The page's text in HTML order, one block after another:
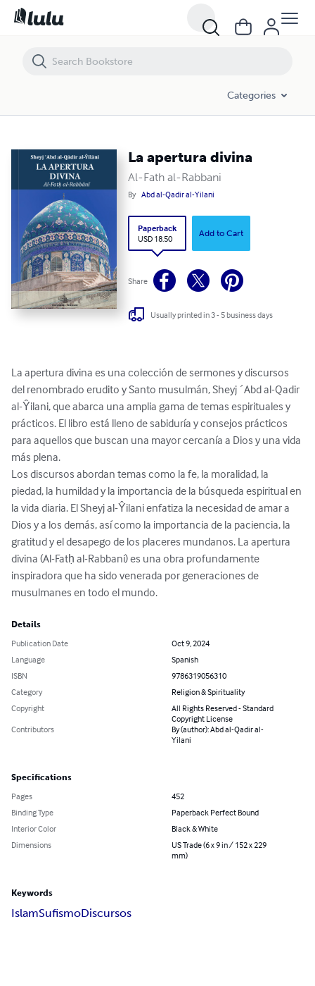
Categories
La apertura divina
Al-Fath al-Rabbani
By Abd al-Qadir al-Yilani
Paperback
USD 18.50
Add to Cart
Share
Usually printed in 3 - 5 business days
La apertura divina es una colección de sermones y discursos
del renombrado erudito y Santo musulmán, Sheyj ´Abd al-Qadir
al-Ŷilani, que abarca una amplia gama de temas espirituales y
prácticos. El libro está lleno de sabiduría y consejos prácticos
para aquellos que buscan una mayor cercanía a Dios y una vida
más plena.
Los discursos abordan temas como la fe, la moralidad, la
piedad, la humildad y la importancia de la búsqueda espiritual en
la vida diaria. El Sheyj al-Ŷilani enfatiza la necesidad de amar a
Dios y a los demás, así como la importancia de la paciencia, la
gratitud y el desapego de los placeres mundanos. La apertura
divina (Al-Fatḥ al-Rabbani) es una obra profundamente
inspiradora que ha sido venerada por generaciones de
musulmanes en todo el mundo.
Details
Publication Date
Oct 9, 2024
Language
Spanish
ISBN
9786319056310
Category
Religion & Spirituality
Copyright
All Rights Reserved - Standard
Copyright License
Contributors
By (author): Abd al-Qadir al-
Yilani
Specifications
Pages
452
Binding Type
Paperback Perfect Bound
Interior Color
Black & White
Dimensions
US Trade (6 x 9 in / 152 x 229
mm)
Keywords
IslamSufismoDiscursos
La apertura divina